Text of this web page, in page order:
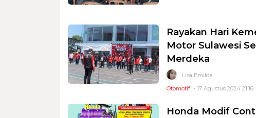
Rayakan Hari
Motor Sulawesi
Merdeka
Lisa Emilda
Otomotif - 17 Agustus 2024 21:16
Honda Modif